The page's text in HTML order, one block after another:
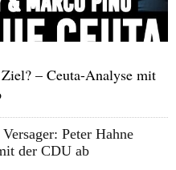
– Ceuta-Analyse mit
Peter Hahne
der CDU ab